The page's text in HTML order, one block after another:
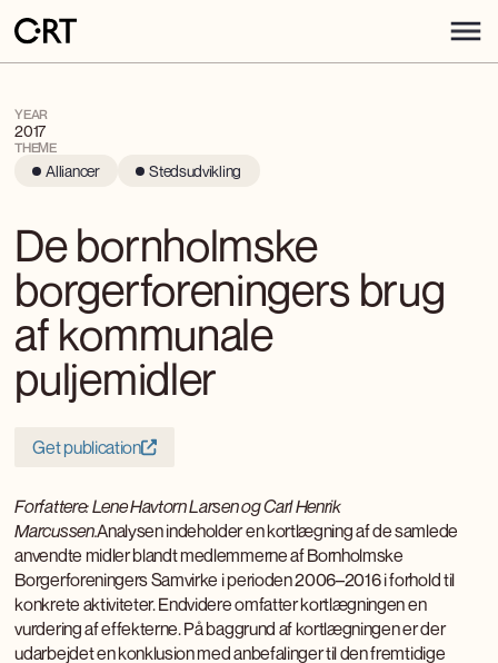
YEAR
2017
THEME
Alliancer Stedsudvikling
De bornholmske
borgerforeningers brug
af kommunale
puljemidler
Get publication
Forfattere: Lene Havtorn Larsen og Carl Henrik
Marcussen.Analysen indeholder en kortlægning af de samlede
anvendte midler blandt medlemmerne af Bornholmske
Borgerforeningers Samvirke i perioden 2006–2016 i forhold til
konkrete aktiviteter. Endvidere omfatter kortlægningen en
vurdering af effekterne. På baggrund af kortlægningen er der
udarbejdet en konklusion med anbefalinger til den fremtidige